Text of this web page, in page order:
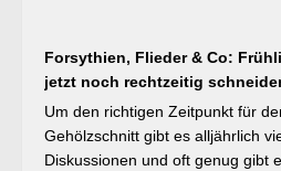
wiederholt werden. Geiztriebe
entfernen, damit Wunden rasch
Das Anbinden des Haupttriebs an
Schnüren verhindert
erfahrene Gärtner besonders
jetzt – vor dem natürlichen
Wochen – sollten überzählige
ausgedünnt werden. Der Artikel
5 % der Blüten werden zu
rechtzeitiges Eingreifen vor dem
Forsythien, Flieder & Co:
jetzt noch rechtzeitig
Um den richtigen Zeitpunkt für
Gehölzschnitt gibt es alljährlich
Diskussionen und oft genug gibt